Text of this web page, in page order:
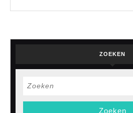
ZOEKEN
Zoek